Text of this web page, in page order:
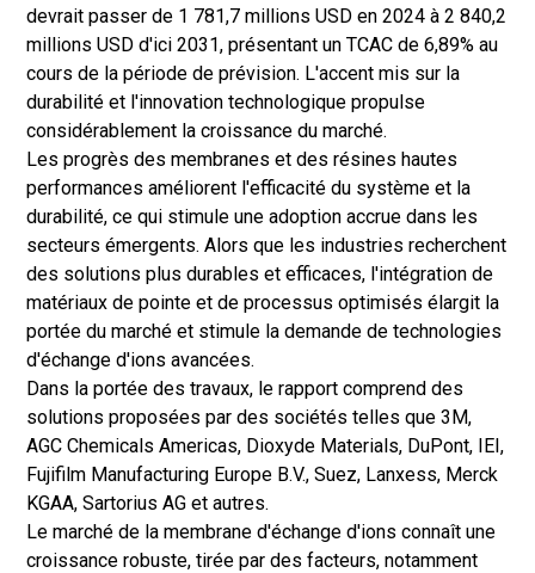
devrait passer de 1 781,7 millions USD en 2024 à 2 840,2
millions USD d'ici 2031, présentant un TCAC de 6,89% au
cours de la période de prévision. L'accent mis sur la
durabilité et l'innovation technologique propulse
considérablement la croissance du marché.
Les progrès des membranes et des résines hautes
performances améliorent l'efficacité du système et la
durabilité, ce qui stimule une adoption accrue dans les
secteurs émergents. Alors que les industries recherchent
des solutions plus durables et efficaces, l'intégration de
matériaux de pointe et de processus optimisés élargit la
portée du marché et stimule la demande de technologies
d'échange d'ions avancées.
Dans la portée des travaux, le rapport comprend des
solutions proposées par des sociétés telles que 3M,
AGC Chemicals Americas, Dioxyde Materials, DuPont, IEI,
Fujifilm Manufacturing Europe B.V., Suez, Lanxess, Merck
KGAA, Sartorius AG et autres.
Le marché de la membrane d'échange d'ions connaît une
croissance robuste, tirée par des facteurs, notamment